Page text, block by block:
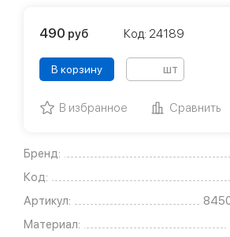
Бренд:
Код:
Артикул:
Материал:
490 руб Код: 24189
В корзину шт
В избранное Сравнить